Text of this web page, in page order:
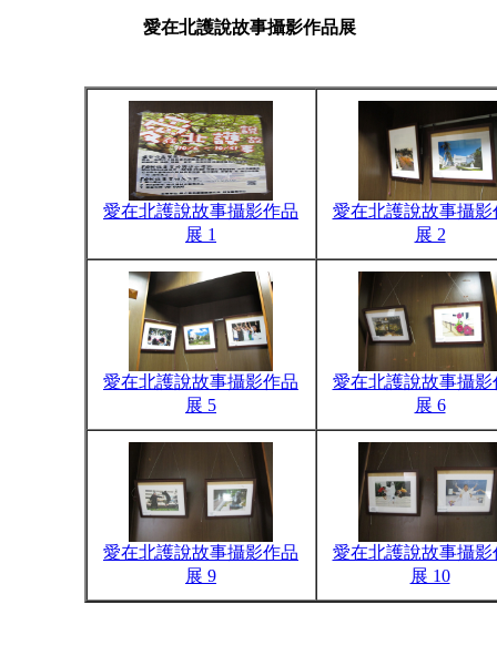
愛在北護說故事攝影作品展
愛在北護說故事攝影作品
展 1
愛在北護說故事攝影
展 2
愛在北護說故事攝影作品
展 5
愛在北護說故事攝影
展 6
愛在北護說故事攝影作品
展 9
愛在北護說故事攝影
展 10